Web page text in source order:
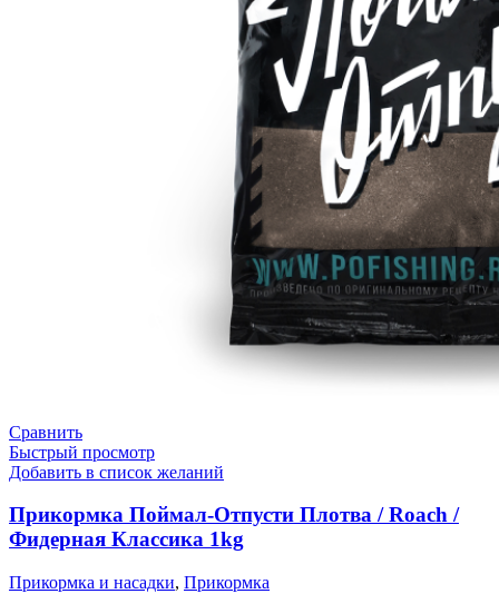
Сравнить
Быстрый просмотр
Добавить в список желаний
Прикормка Поймал-Отпусти Плотва / Roach /
Фидерная Классика 1kg
Прикормка и насадки, Прикормка